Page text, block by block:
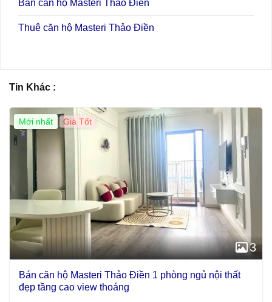
Bán căn hộ Masteri Thảo Điền
Thuê căn hộ Masteri Thảo Điền
Tin Khác :
Mới nhất Giá Tốt
3
Bán căn hộ Masteri Thảo Điền 1 phòng ngủ nội thất
đẹp tầng cao view thoáng